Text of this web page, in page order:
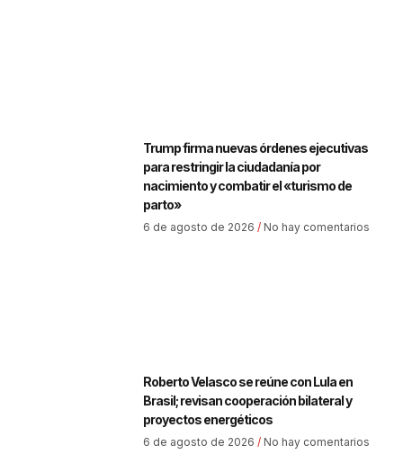
Trump firma nuevas órdenes ejecutivas
para restringir la ciudadanía por
nacimiento y combatir el «turismo de
parto»
6 de agosto de 2026 No hay comentarios
Roberto Velasco se reúne con Lula en
Brasil; revisan cooperación bilateral y
proyectos energéticos
6 de agosto de 2026 No hay comentarios